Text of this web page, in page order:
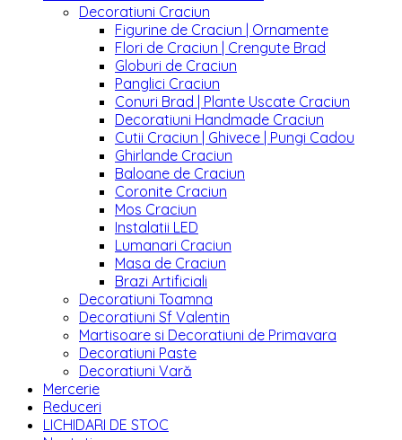
Decoratiuni Craciun
Figurine de Craciun | Ornamente
Flori de Craciun | Crengute Brad
Globuri de Craciun
Panglici Craciun
Conuri Brad | Plante Uscate Craciun
Decoratiuni Handmade Craciun
Cutii Craciun | Ghivece | Pungi Cadou
Ghirlande Craciun
Baloane de Craciun
Coronite Craciun
Mos Craciun
Instalatii LED
Lumanari Craciun
Masa de Craciun
Brazi Artificiali
Decoratiuni Toamna
Decoratiuni Sf Valentin
Martisoare si Decoratiuni de Primavara
Decoratiuni Paste
Decoratiuni Vară
Mercerie
Reduceri
LICHIDARI DE STOC